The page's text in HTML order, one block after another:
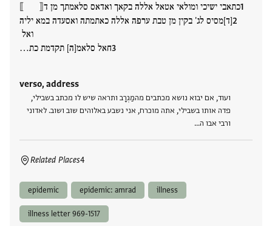
כתאבי ישיכי ומולאי אטאל אללה בקאך ואדאס סלאמתך מן ד⟦ ⟧
[ד]מסיס לג' בקין מן טבת ערפה אללה כאתמתה ואסעדה במא יליה
ואל
חאל סלאמ[ה] תקדמת כת…
verso, address
ועוד, אם יבוא נושא מכתבים מהמַגְרָב ותראה שיש לו מכתב בשבילי,
פדה אותו בשבילי, אתה מוכרח, אני נשבע באלוהים שוב ושוב. לאדוני
ורבי אבו ה…
Related Places4
epidemic epidemic: amrad illness
illness letter 969-1517